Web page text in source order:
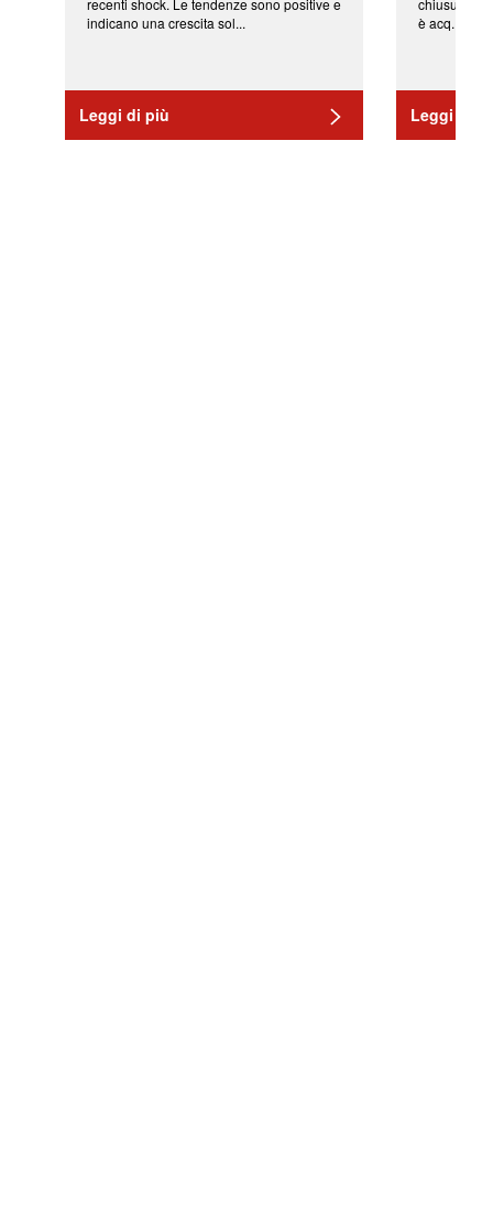
indicano una crescita sol...
Leggi di più
è acq...
Leggi di